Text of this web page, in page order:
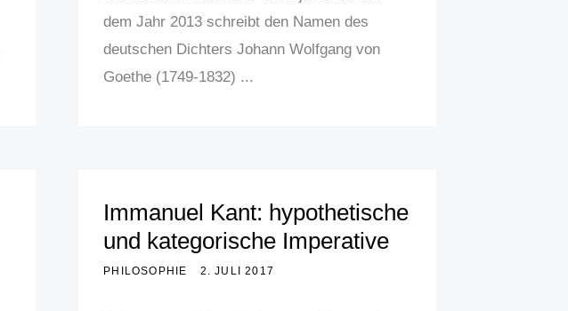
dem Jahr 2013 schreibt den Namen des
deutschen Dichters Johann Wolfgang von
Goethe (1749-1832) ...
Immanuel Kant: hypothetische
und kategorische Imperative
PHILOSOPHIE 2. JULI 2017